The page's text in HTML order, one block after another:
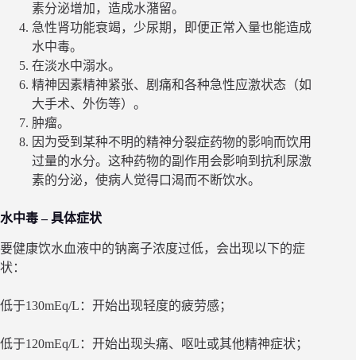
素分泌增加，造成水潴留。
急性肾功能衰竭，少尿期，即便正常入量也能造成
水中毒。
在淡水中溺水。
精神因素精神紧张、剧痛和各种急性应激状态（如
大手术、外伤等）。
肿瘤。
因为受到某种不明的精神分裂症药物的影响而饮用
过量的水分。这种药物的副作用会影响到抗利尿激
素的分泌，使病人觉得口渴而不断饮水。
水中毒 – 具体症状
要健康饮水血液中的钠离子浓度过低，会出现以下的症
状：
低于130mEq/L：开始出现轻度的疲劳感；
低于120mEq/L：开始出现头痛、呕吐或其他精神症状；